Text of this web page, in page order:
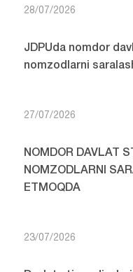
28/07/2026
JDPUda nomdor
nomzodlarni
27/07/2026
NOMDOR DAVLAT
NOMZODLARNI
ETMOQDA
23/07/2026